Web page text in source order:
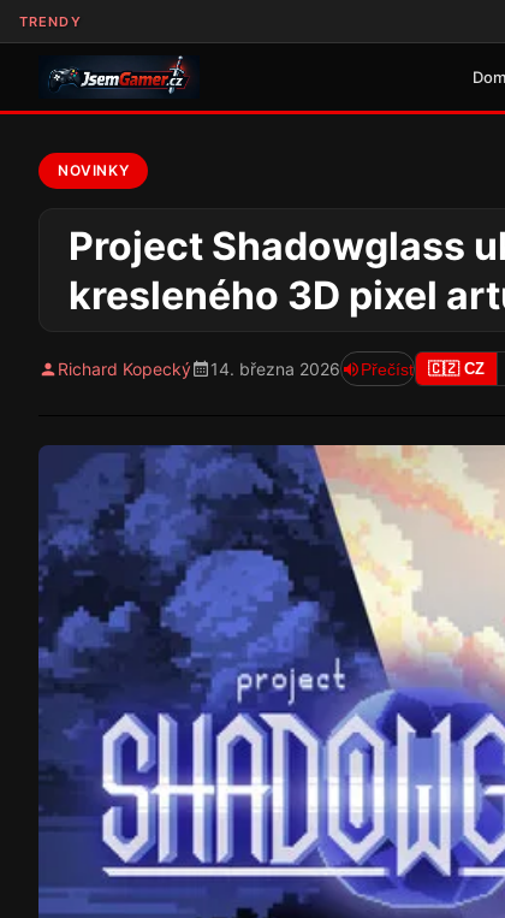
TRENDY
NOVINKY
Project Shadowglass
kresleného 3D pixel
Richard Kopecký 14. března 2026 Přečíst 🇨🇿 CZ